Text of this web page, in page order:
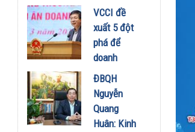
mại toàn
cầu?
02/04/2026
tháng để
“hạ nhiệt”
thuế xăng
dầu về 0%
VCCI đề
xuất 5 đột
phá để
doanh
nghiệp
đóng góp
vào mục
tiêu phát
ĐBQH
Nguyễn
Quang
Huân: Kinh